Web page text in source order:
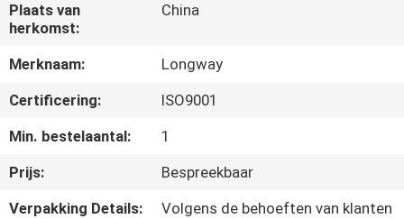
VIDEO'S
OVER
ONS
FABRIEKSTOUR
Plaats van
herkomst:
China
Merknaam:
Longway
Certificering:
ISO9001
Min. bestelaantal:
1
Prijs:
Bespreekbaar
Verpakking Details:
Volgens de behoeften van klanten